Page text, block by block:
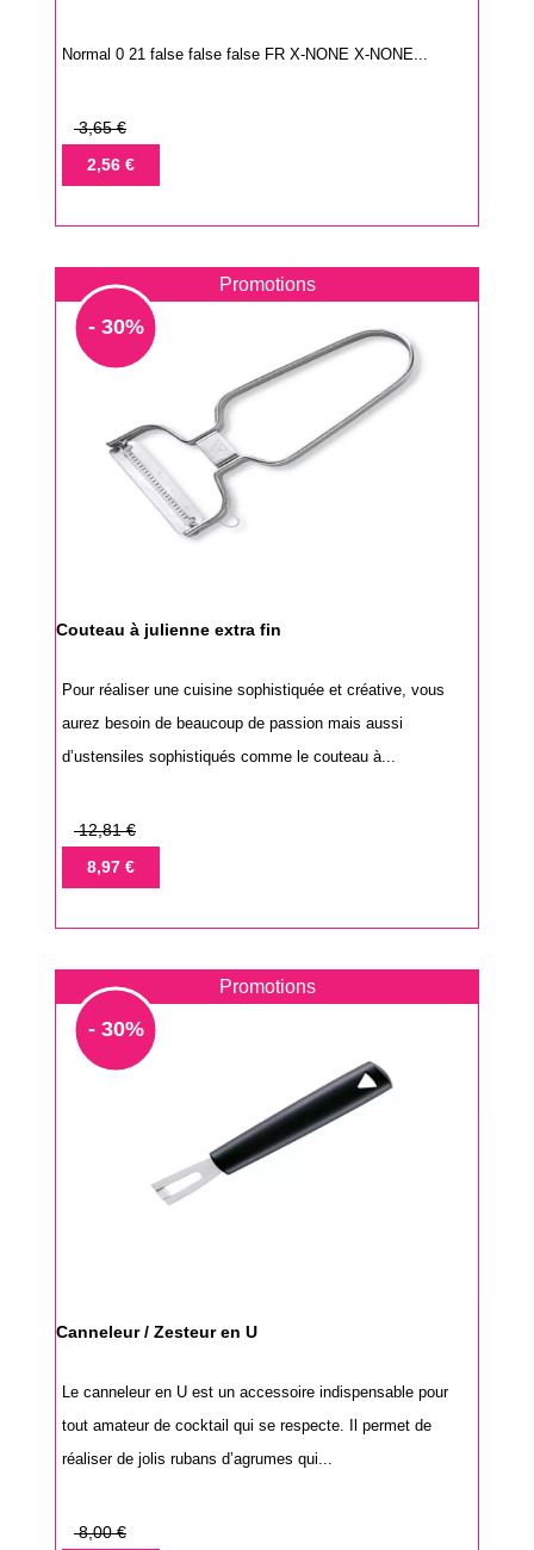
Normal 0 21 false false false FR X-NONE X-NONE...
Prix
3,65 €
Prix2,56 €
Promotions
- 30%
Couteau à julienne extra fin
Pour réaliser une cuisine sophistiquée et créative, vous
aurez besoin de beaucoup de passion mais aussi
d’ustensiles sophistiqués comme le couteau à...
Prix
12,81 €
Prix8,97 €
Promotions
- 30%
Canneleur / Zesteur en U
Le canneleur en U est un accessoire indispensable pour
tout amateur de cocktail qui se respecte. Il permet de
réaliser de jolis rubans d’agrumes qui...
Prix
8,00 €